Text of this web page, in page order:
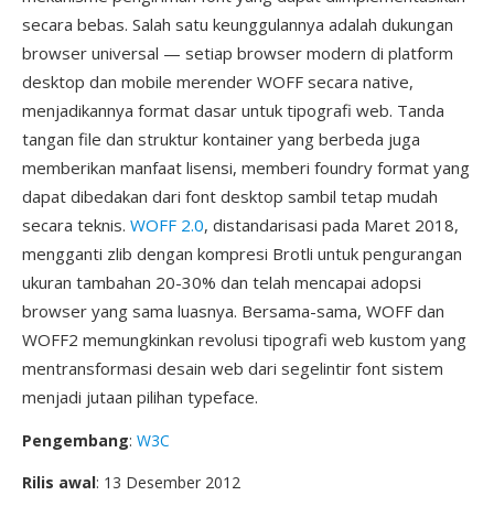
secara bebas. Salah satu keunggulannya adalah dukungan
browser universal — setiap browser modern di platform
desktop dan mobile merender WOFF secara native,
menjadikannya format dasar untuk tipografi web. Tanda
tangan file dan struktur kontainer yang berbeda juga
memberikan manfaat lisensi, memberi foundry format yang
dapat dibedakan dari font desktop sambil tetap mudah
secara teknis. WOFF 2.0, distandarisasi pada Maret 2018,
mengganti zlib dengan kompresi Brotli untuk pengurangan
ukuran tambahan 20-30% dan telah mencapai adopsi
browser yang sama luasnya. Bersama-sama, WOFF dan
WOFF2 memungkinkan revolusi tipografi web kustom yang
mentransformasi desain web dari segelintir font sistem
menjadi jutaan pilihan typeface.
Pengembang: W3C
Rilis awal: 13 Desember 2012